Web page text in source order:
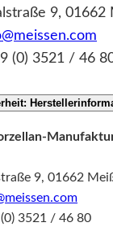
9, 01662
(0) 3521 / 46
9, 01662
3521 / 46 80